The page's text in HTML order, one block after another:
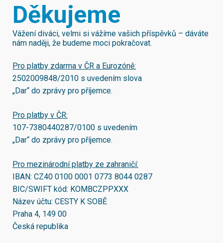
Děkujeme
Vážení diváci, velmi si vážíme vašich příspěvků – dáváte
nám naději, že budeme moci pokračovat.
Pro platby zdarma v ČR a Eurozóně:
2502009848/2010 s uvedením slova
„Dar“ do zprávy pro příjemce.
Pro platby v ČR:
107-7380440287/0100 s uvedením
„Dar“ do zprávy pro příjemce.
Pro mezinárodní platby ze zahraničí:
IBAN: CZ40 0100 0001 0773 8044 0287
BIC/SWIFT kód: KOMBCZPPXXX
Název účtu: CESTY K SOBĚ
Praha 4, 149 00
Česká republika